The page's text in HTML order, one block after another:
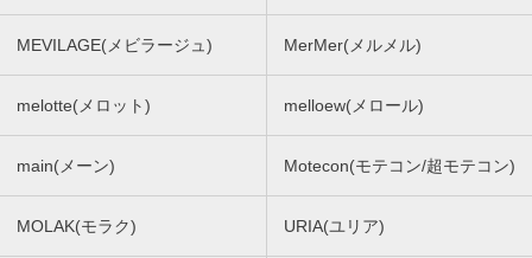
MEVILAGE(メビラージュ) MerMer(メルメル)
melotte(メロット) melloew(メロール)
main(メーン) Motecon(モテコン/超モテコン)
MOLAK(モラク) URIA(ユリア)